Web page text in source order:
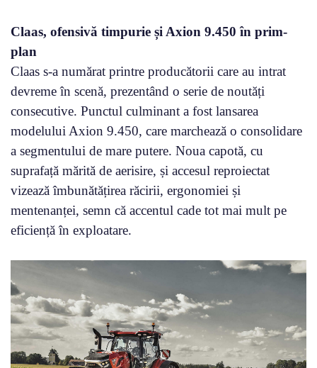
Claas, ofensivă timpurie și Axion 9.450 în prim-
plan
Claas s-a numărat printre producătorii care au intrat
devreme în scenă, prezentând o serie de noutăți
consecutive. Punctul culminant a fost lansarea
modelului Axion 9.450, care marchează o consolidare
a segmentului de mare putere. Noua capotă, cu
suprafață mărită de aerisire, și accesul reproiectat
vizează îmbunătățirea răcirii, ergonomiei și
mentenanței, semn că accentul cade tot mai mult pe
eficiență în exploatare.